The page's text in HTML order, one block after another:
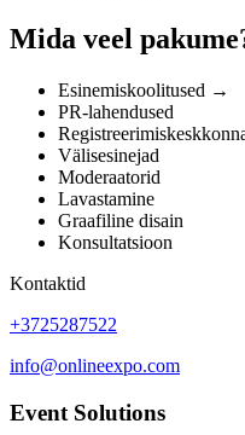
Mida veel
Esinemiskoolitused →
PR-lahendused
Välisesinejad
Moderaatorid
Lavastamine
Graafiline disain
Konsultatsioon
Kontaktid
+3725287522
info@onlineexpo.com
Event Solutions